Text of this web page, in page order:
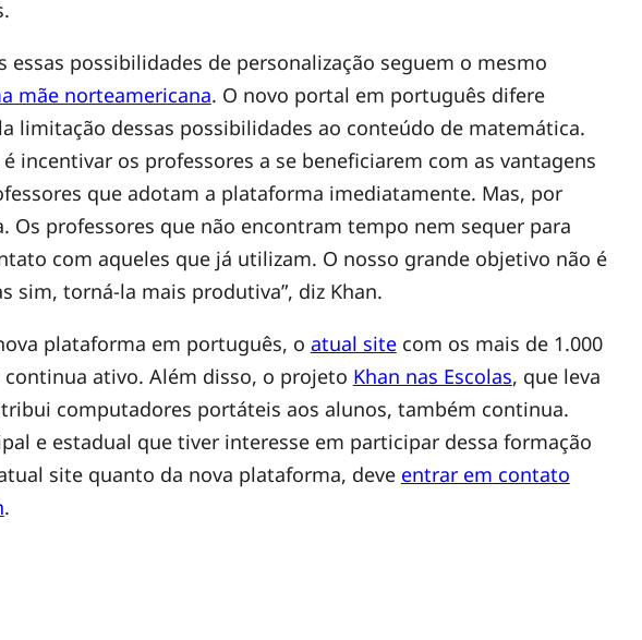
possibilidades de personalização seguem o mesmo
mãe norteamericana. O novo portal em português difere
limitação dessas possibilidades ao conteúdo de matemática.
incentivar os professores a se beneficiarem com as vantagens
que adotam a plataforma imediatamente. Mas, por
Os professores que não encontram tempo nem sequer para
com aqueles que já utilizam. O nosso grande objetivo não é
sim, torná-la mais produtiva”, diz Khan.
plataforma em português, o atual sitecom os mais de 1.000
ativo. Além disso, o projeto Khan nas Escolas, que leva
computadores portáteis aos alunos, também continua.
e estadual que tiver interesse em participar dessa formação
site quanto da nova plataforma, deve entrar em contato
.